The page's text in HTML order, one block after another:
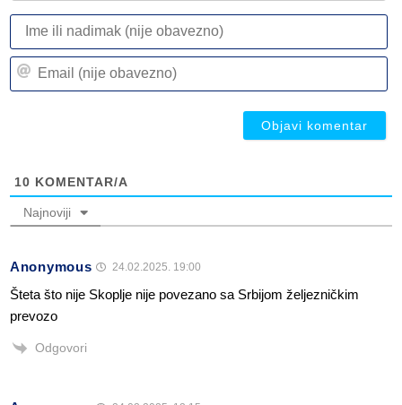
10 KOMENTAR/A
Najnoviji
Anonymous 24.02.2025. 19:00
Šteta što nije Skoplje nije povezano sa Srbijom željezničkim
prevozo
Odgovori